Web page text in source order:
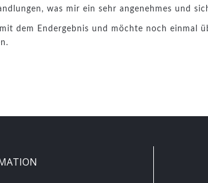
was mir ein sehr angenehmes und
dem Endergebnis und möchte noch einmal